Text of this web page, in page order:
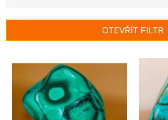
r
OTEVŘÍT FILTR